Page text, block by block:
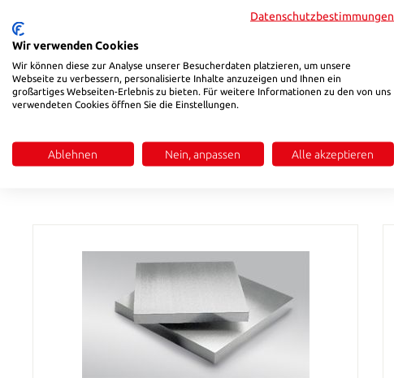
Description Reviews
Product information "1.2162"
Diameter +0,4/0
Datenschutzbestimmungen
Wir verwenden Cookies
Wir können diese zur Analyse unserer Besucherdaten platzieren, um unsere
Webseite zu verbessern, personalisierte Inhalte anzuzeigen und Ihnen ein
großartiges Webseiten-Erlebnis zu bieten. Für weitere Informationen zu den von uns
verwendeten Cookies öffnen Sie die Einstellungen.
Ablehnen Nein, anpassen Alle akzeptieren